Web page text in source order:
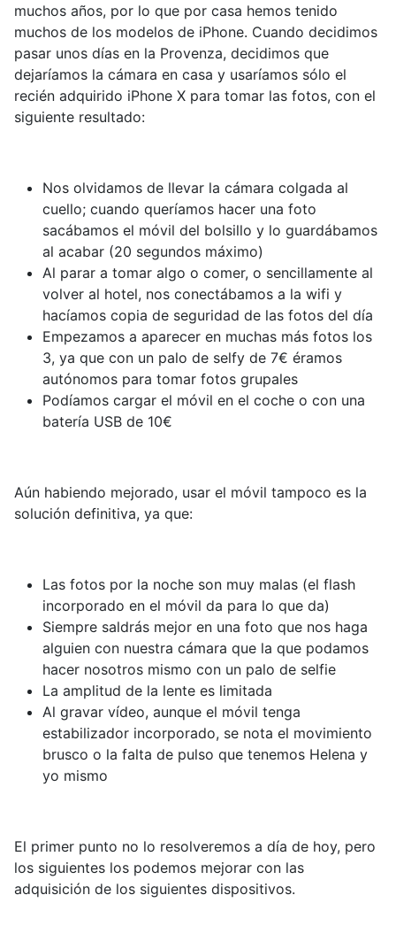
muchos años, por lo que por casa hemos tenido
muchos de los modelos de iPhone. Cuando decidimos
pasar unos días en la Provenza, decidimos que
dejaríamos la cámara en casa y usaríamos sólo el
recién adquirido iPhone X para tomar las fotos, con el
siguiente resultado:
Nos olvidamos de llevar la cámara colgada al
cuello; cuando queríamos hacer una foto
sacábamos el móvil del bolsillo y lo guardábamos
al acabar (20 segundos máximo)
Al parar a tomar algo o comer, o sencillamente al
volver al hotel, nos conectábamos a la wifi y
hacíamos copia de seguridad de las fotos del día
Empezamos a aparecer en muchas más fotos los
3, ya que con un palo de selfy de 7€ éramos
autónomos para tomar fotos grupales
Podíamos cargar el móvil en el coche o con una
batería USB de 10€
Aún habiendo mejorado, usar el móvil tampoco es la
solución definitiva, ya que:
Las fotos por la noche son muy malas (el flash
incorporado en el móvil da para lo que da)
Siempre saldrás mejor en una foto que nos haga
alguien con nuestra cámara que la que podamos
hacer nosotros mismo con un palo de selfie
La amplitud de la lente es limitada
Al gravar vídeo, aunque el móvil tenga
estabilizador incorporado, se nota el movimiento
brusco o la falta de pulso que tenemos Helena y
yo mismo
El primer punto no lo resolveremos a día de hoy, pero
los siguientes los podemos mejorar con las
adquisición de los siguientes dispositivos.